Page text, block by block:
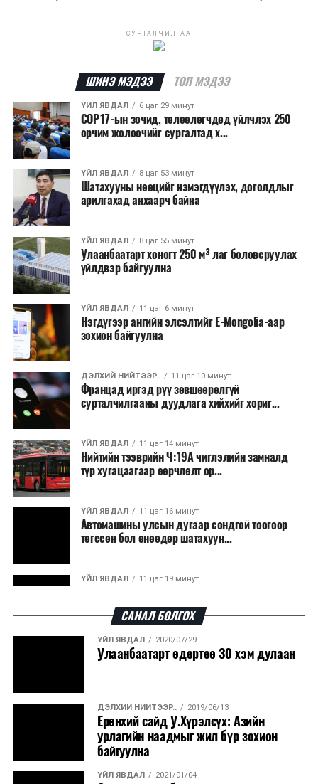
шатаасан гэх үндэслэлээр эрүүгийн хэрэг үүсгэн
шалтгааныг үргэлжлүүлэн тогтоож байгаа бөгөөд
аянгын улмаас үүсээгүй гэж үзэж байгаа аж.
Одоогоор АНУ даяар 13 мужид 90 гаруй томоохон ой,
хээрийн түймэр идэвхтэй үргэлжилж байгаагийн
талаас илүү нь Орегон болон Вашингтон мужид
бүртгэгдсэн байна. Цаг уурын байгууллагууд ойрын
өдрүүдэд агаарын температур дахин огцом
нэмэгдэж, хуурайшилт эрчимжих төлөвтэй байгааг
анхааруулсан бөгөөд энэ нь гал унтраах ажиллагаанд
шинэ сорилт учруулж болзошгүйг онцолжээ.
СУРТАЛЧИЛГАА
ШИНЭ МЭДЭЭ ТОП МЭДЭЭ
ҮЙЛ ЯВДАЛ 6 цаг 29 минут
COP17-ын зочид, төлөөлөгчдөд үйлчлэх 250
орчим жолоочийг сургалтад х...
ҮЙЛ ЯВДАЛ 8 цаг 53 минут
Шатахууны нөөцийг нэмэгдүүлэх, доголдлыг
арилгахад анхаарч байна
ҮЙЛ ЯВДАЛ 8 цаг 55 минут
Улаанбаатарт хоногт 250 м³ лаг боловсруулах
үйлдвэр байгуулна
ҮЙЛ ЯВДАЛ 11 цаг 6 минут
Нэгдүгээр ангийн элсэлтийг E-Mongolia-аар
зохион байгуулна
ДЭЛХИЙ НИЙТЭЭР.. 11 цаг 10 минут
Францад иргэд рүү зөвшөөрөлгүй
сурталчилгааны дуудлага хийхийг хориг...
ҮЙЛ ЯВДАЛ 11 цаг 14 минут
Нийтийн тээврийн Ч:19А чиглэлийн замналд
түр хугацаагаар өөрчлөлт ор...
ҮЙЛ ЯВДАЛ 11 цаг 16 минут
Автомашины улсын дугаар сондгой тоогоор
төгссөн бол өнөөдөр шатахуун...
ҮЙЛ ЯВДАЛ 11 цаг 19 минут
ДЭЛХИЙ НИЙТЭЭР.. 2026/08/06
“Уралдронзавод” компанийн ерөнхий
ҮЙЛ ЯВДАЛ 2026/08/06
Сүхбаатар боомтоор тав хоногт 10 мянга гаруй
тонн АИ-92 автобензин и...
ДЭЛХИЙ НИЙТЭЭР.. 2026/08/06
САНАЛ БОЛГОХ
ҮЙЛ ЯВДАЛ 2020/07/29
Улаанбаатарт өдөртөө 30 хэм дулаан
ДЭЛХИЙ НИЙТЭЭР.. 2019/06/13
Ерөнхий сайд У.Хүрэлсүх: Азийн
урлагийн наадмыг жил бүр зохион
байгуулна
ҮЙЛ ЯВДАЛ 2021/01/04